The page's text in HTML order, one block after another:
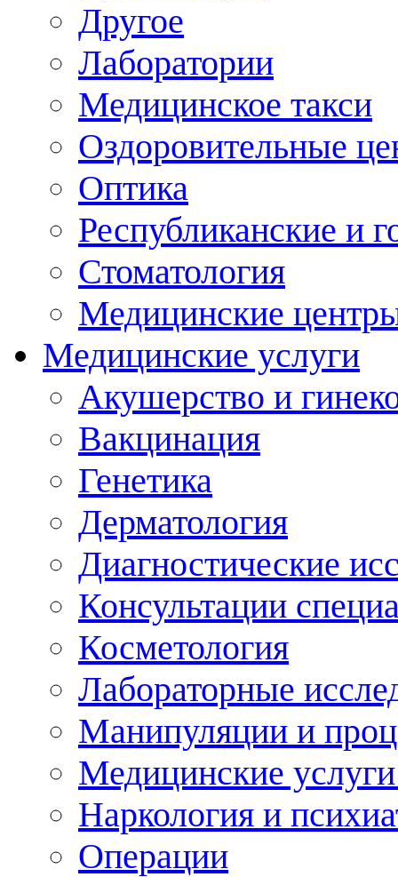
Другое
Лаборатории
Медицинское такси
Оздоровительные
Оптика
Республиканские и
Стоматология
Медицинские
Медицинские услуги
Акушерство и
Вакцинация
Генетика
Дерматология
Диагностические
Консультации
Косметология
Лабораторные
Манипуляции и
Медицинские
Наркология и
Операции